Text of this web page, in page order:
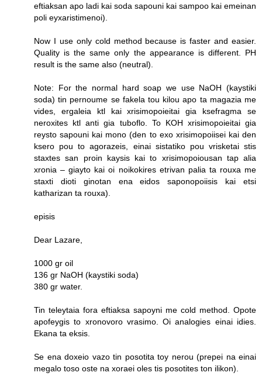
eftiaksan apo ladi kai soda sapouni kai sampoo kai emeinan
poli eyxaristimenoi).
Now I use only cold method because is faster and easier.
Quality is the same only the appearance is different. PH
result is the same also (neutral).
Note: For the normal hard soap we use NaOH (kaystiki
soda) tin pernoume se fakela tou kilou apo ta magazia me
vides, ergaleia ktl kai xrisimopoieitai gia ksefragma se
neroxites ktl anti gia tuboflo. To KOH xrisimopoieitai gia
reysto sapouni kai mono (den to exo xrisimopoiisei kai den
ksero pou to agorazeis, einai sistatiko pou vrisketai stis
staxtes san proin kaysis kai to xrisimopoiousan tap alia
xronia – giayto kai oi noikokires etrivan palia ta rouxa me
staxti dioti ginotan ena eidos saponopoiisis kai etsi
katharizan ta rouxa).
episis
Dear Lazare,
1000 gr oil
136 gr NaOH (kaystiki soda)
380 gr water.
Tin teleytaia fora eftiaksa sapoyni me cold method. Opote
apofeygis to xronovoro vrasimo. Oi analogies einai idies.
Ekana ta eksis.
Se ena doxeio vazo tin posotita toy nerou (prepei na einai
megalo toso oste na xoraei oles tis posotites ton ilikon).